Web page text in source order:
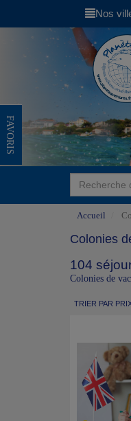
Nos
FAVORIS
Accueil
Colonies
104
Colonies de
TRIER PAR